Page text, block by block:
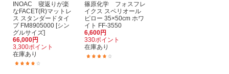
INOAC 寝返りが楽
なFACET(R)マットレ
ス スタンダードタイ
プ FM8905000 [シン
グルサイズ]
66,000円
3,300ポイント
在庫あり
篠原化学 フォスフレ
イクス スペリオール
ピロー 35×50cm ホワ
イト FF-3550
6,600円
330ポイント
在庫あり